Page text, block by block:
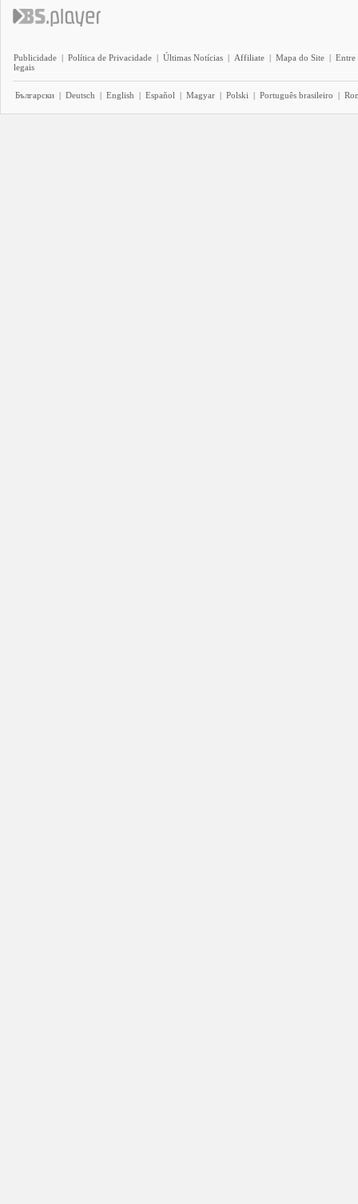
Publicidade | Política de Privacidade | Últimas Notícias | Affiliate | Mapa do Site | Entre
legais
Български | Deutsch | English | Español | Magyar | Polski | Português brasileiro |